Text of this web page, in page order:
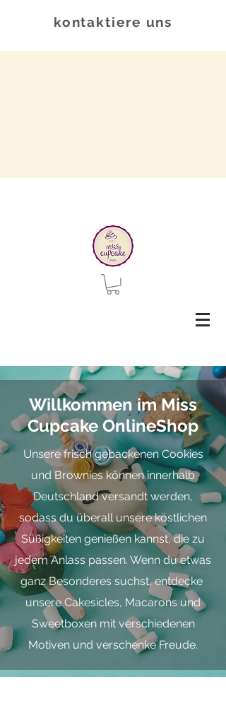
kontaktiere uns
Willkommen im Miss
Cupcake OnlineShop
Unsere frisch gebackenen Cookies
und Brownies können innerhalb
Deutschland versandt werden,
sodass du überall unsere köstlichen
Süßigkeiten genießen kannst, die zu
jedem Anlass passen. Wenn du etwas
ganz Besonderes suchst, entdecke
unsere Cakesicles, Macarons und
Sweetboxen mit verschiedenen
Motiven und verschenke Freude.